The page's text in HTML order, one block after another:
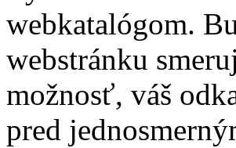
webkatalógom.
webstránku
možnosť, váš
pred